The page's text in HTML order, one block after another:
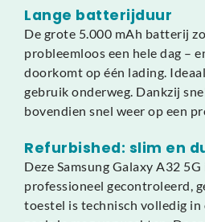
Lange batterijduur
De grote 5.000 mAh batterij
probleemloos een hele dag –
doorkomt op één lading.
gebruik onderweg. Dankzij
bovendien snel weer op een
Refurbished: slim en
Deze Samsung Galaxy A32
professioneel gecontroleerd,
toestel is technisch volledig